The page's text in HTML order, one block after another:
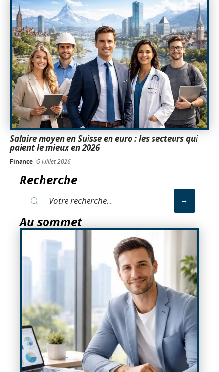
Salaire moyen en Suisse en euro : les secteurs qui
paient le mieux en 2026
Finance 5 juillet 2026
Recherche
Au sommet